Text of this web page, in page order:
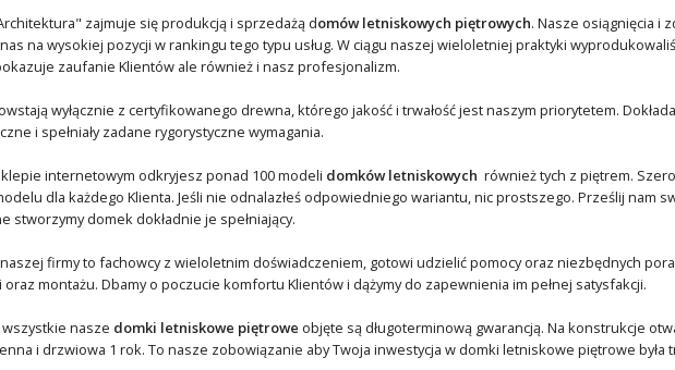
zajmuje się produkcją i sprzedażą domów letniskowych piętrowych. Nasze osiągnięcia i
na wysokiej pozycji w rankingu tego typu usług. W ciągu naszej wieloletniej praktyki
zaufanie Klientów ale również i nasz profesjonalizm.
wyłącznie z certyfikowanego drewna, którego jakość i trwałość jest naszym priorytetem.
i spełniały zadane rygorystyczne wymagania.
internetowym odkryjesz ponad 100 modeli domków letniskowych również tych z piętrem.
dla każdego Klienta. Jeśli nie odnalazłeś odpowiedniego wariantu, nic prostszego. Prześlij nam
stworzymy domek dokładnie je spełniający.
firmy to fachowcy z wieloletnim doświadczeniem, gotowi udzielić pomocy oraz niezbędnych
montażu. Dbamy o poczucie komfortu Klientów i dążymy do zapewnienia im pełnej satysfakcji.
nasze domki letniskowe piętrowe objęte są długoterminową gwarancją. Na konstrukcje
i drzwiowa 1 rok. To nasze zobowiązanie aby Twoja inwestycja w domki letniskowe piętrowe była